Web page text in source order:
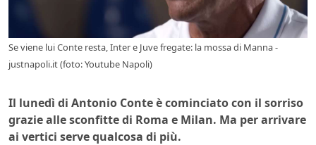
Se viene lui Conte resta, Inter e Juve fregate: la mossa di Manna -
justnapoli.it (foto: Youtube Napoli)
Il lunedì di Antonio Conte è cominciato con il sorriso
grazie alle sconfitte di Roma e Milan. Ma per arrivare
ai vertici serve qualcosa di più.